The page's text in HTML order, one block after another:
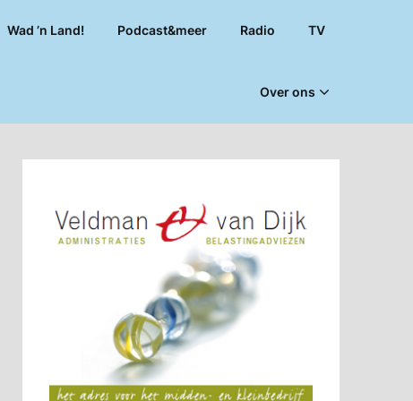
Wad ’n Land! Podcast&meer Radio TV
Over ons